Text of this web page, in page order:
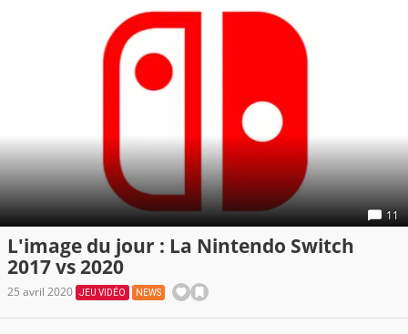
11
L'image du jour : La Nintendo Switch
2017 vs 2020
25 avril 2020 JEU VIDÉO NEWS